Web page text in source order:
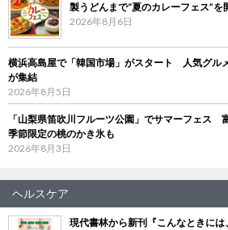
製うどんまで“夏のカレーフェス”を
2026年8月6日
横浜高島屋で「韓国市場」がスタート 人気グル
が集結
2026年8月5日
「山梨県笛吹川フルーツ公園」でサマーフェス
季節限定の桃のかき氷も
2026年8月3日
ヘルスケア
現代書林から新刊『こんなときに